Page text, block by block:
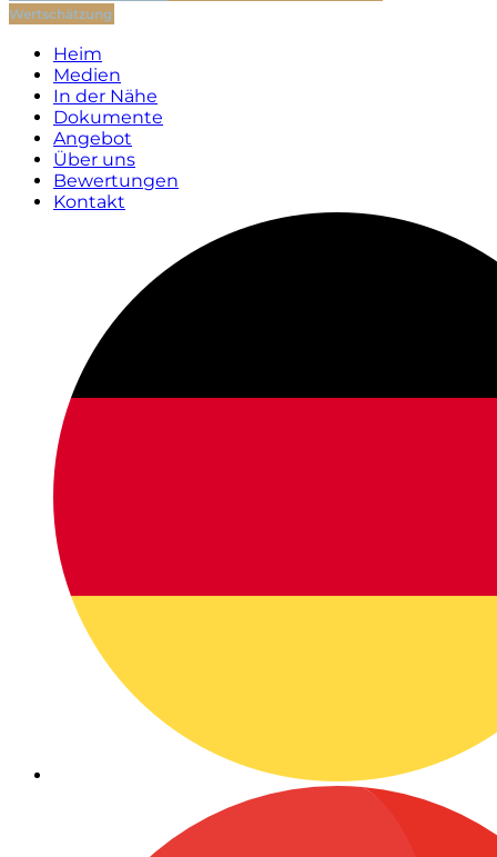
Wertschätzung
Heim
Medien
In der Nähe
Dokumente
Angebot
Über uns
Bewertungen
Kontakt